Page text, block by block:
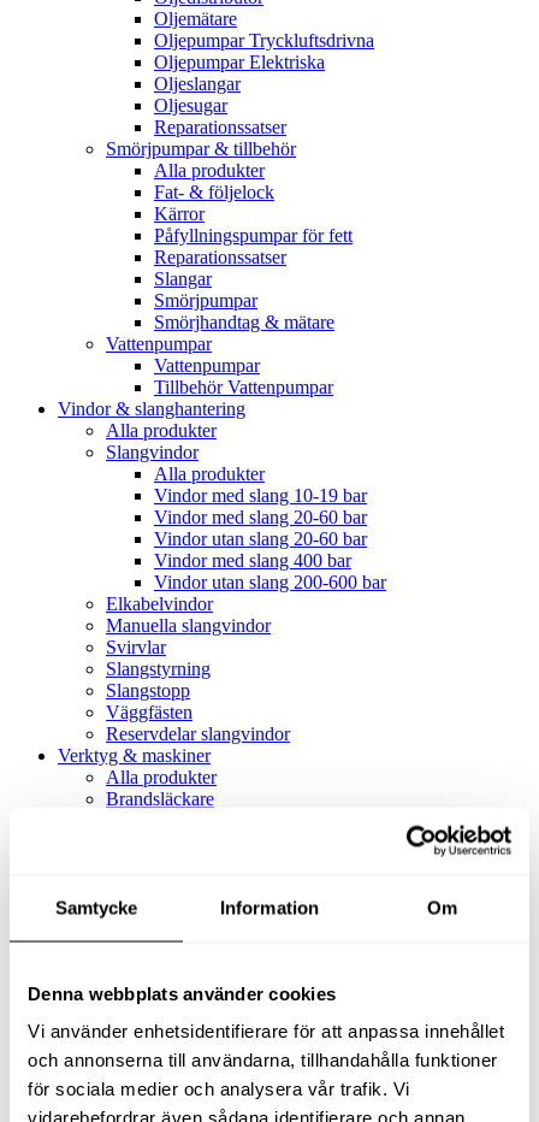
Samtycke Information Om
Denna webbplats använder cookies
Vi använder enhetsidentifierare för att anpassa innehållet
och annonserna till användarna, tillhandahålla funktioner
för sociala medier och analysera vår trafik. Vi
vidarebefordrar även sådana identifierare och annan
Oljemätare
Oljepumpar Tryckluftsdrivna
Oljepumpar Elektriska
Oljeslangar
Oljesugar
Reparationssatser
Smörjpumpar & tillbehör
Alla produkter
Fat- & följelock
Kärror
Påfyllningspumpar för fett
Reparationssatser
Slangar
Smörjpumpar
Smörjhandtag & mätare
Vattenpumpar
Vattenpumpar
Tillbehör Vattenpumpar
Vindor & slanghantering
Alla produkter
Slangvindor
Alla produkter
Vindor med slang 10-19 bar
Vindor med slang 20-60 bar
Vindor utan slang 20-60 bar
Vindor med slang 400 bar
Vindor utan slang 200-600 bar
Elkabelvindor
Manuella slangvindor
Svirvlar
Slangstyrning
Slangstopp
Väggfästen
Reservdelar slangvindor
Verktyg & maskiner
Alla produkter
Brandsläckare
Alla produkter
Slangfäste
Textil- & Våtdammsugare
Tillbehör Textil- & våtdammsugare
Adaptrar
Dammsugare